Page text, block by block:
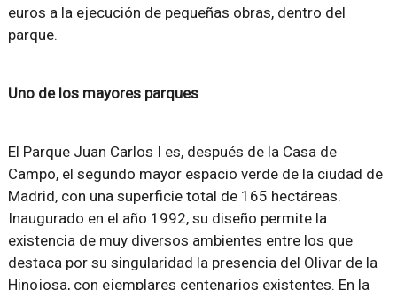
euros a la ejecución de pequeñas obras, dentro del
parque.
Uno de los mayores parques
El Parque Juan Carlos I es, después de la Casa de
Campo, el segundo mayor espacio verde de la ciudad de
Madrid, con una superficie total de 165 hectáreas.
Inaugurado en el año 1992, su diseño permite la
existencia de muy diversos ambientes entre los que
destaca por su singularidad la presencia del Olivar de la
Hinojosa, con ejemplares centenarios existentes. En la